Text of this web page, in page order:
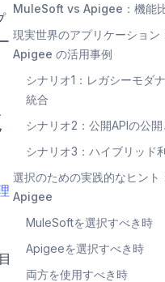
MuleSoft vs Apigee：機能
現実世界のアプリケーショ
Apigee の活用事例
シナリオ1：レガシーモダ
統合
シナリオ2：公開APIの公
シナリオ3：ハイブリッド
選択のための実践的なヒン
Apigee
MuleSoftを選択すべき時
Apigeeを選択すべき時
両方を使用すべき時